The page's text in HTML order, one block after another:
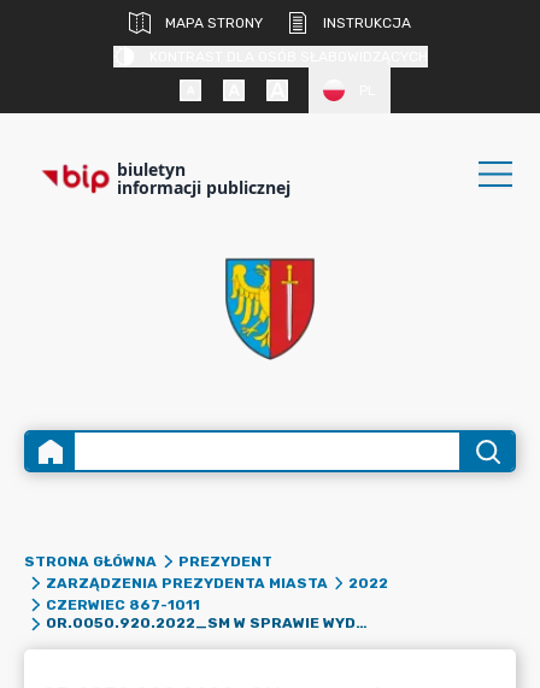
MAPA STRONY
INSTRUKCJA
biuletyn
informacji publicznej
STRONA GŁÓWNA
PREZYDENT
ZARZĄDZENIA PREZYDENTA MIASTA
2022
CZERWIEC 867-1011
OR.0050.920.2022_SM W SPRAWIE WYDZIRŻAWIENIA DZIAŁKI NUMER 237/30 BĘDĄCEJ WŁASNOŚCIĄ SKARBU PAŃSTWA